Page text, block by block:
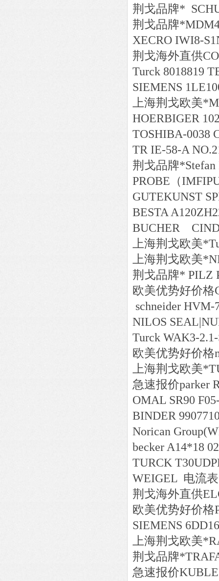
荆戈品牌*
荆戈品牌*
XECRO IWI8-
荆戈海外直供
Turck 8018819
SIEMENS
上海荆戈欧美*
HOERBIGER
TOSHIBA-0038
TR IE-58-A
荆戈品牌*
PROBE（
GUTEKUNST
BESTA
BUCHER
上海荆戈欧美*
上海荆戈欧美*
荆戈品牌* PILZ
欧美优势好价格
schneider HVM-
NILOS
Turck WAK3-
欧美优势好价格
上海荆戈欧美*
急速报价parker
OMAL SR90
BINDER
Norican
becker A14*18
TURCK
WEIGEL 电流
荆戈海外直供
欧美优势好价格
SIEMENS
上海荆戈欧美*
荆戈品牌*
急速报价